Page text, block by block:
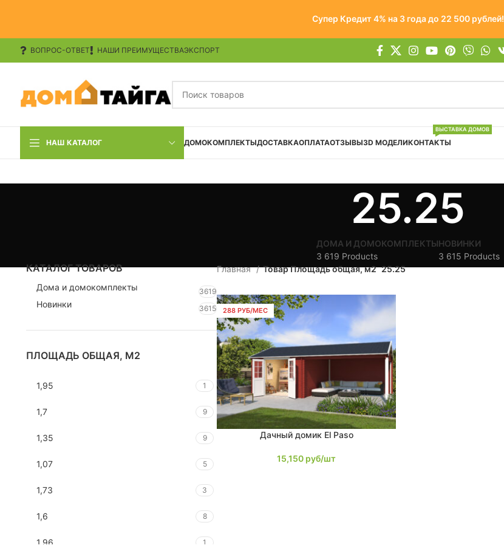
Супер Кредит 4% на 3 года до 22 500 рублей!
ВОПРОС-ОТВЕТ НАШИ ПРЕИМУЩЕСТВАЭКСПОРТ
НАШ КАТАЛОГ ДОМОКОМПЛЕКТЫДОСТАВКАОПЛАТАОТЗЫВЫ3D МОДЕЛИКОНТАКТЫ
ВЫСТАВКА ДОМОВ
25.25
ДОМА И ДОМОКОМПЛЕКТЫ
3 619 Products
НОВИНКИ
3 615 Products
КАТАЛОГ ТОВАРОВ
Дома и домокомплекты 3619
Новинки 3615
ПЛОЩАДЬ ОБЩАЯ, М2
1,95 1
1,7 9
1,35 9
1,07 5
1,73 3
1,6 8
1,96 1
Главная Товар Площадь общая, м2 25.25
288 РУБ/МЕС
В КОРЗИНУДачный домик El Paso
15,150 руб/шт